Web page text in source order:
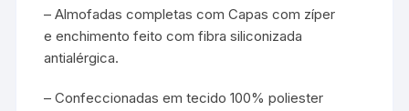
– Almofadas completas com Capas com zíper
e enchimento feito com fibra siliconizada
antialérgica.
– Confeccionadas em tecido 100% poliester